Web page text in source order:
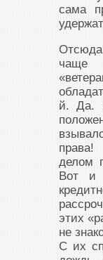
сама
чаще
й. Да.
делом
Вот и
этих
не
С их